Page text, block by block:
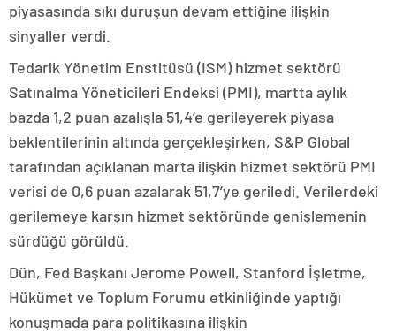
piyasasında sıkı duruşun devam ettiğine ilişkin
sinyaller verdi.
Tedarik Yönetim Enstitüsü (ISM) hizmet sektörü
Satınalma Yöneticileri Endeksi (PMI), martta aylık
bazda 1,2 puan azalışla 51,4’e gerileyerek piyasa
beklentilerinin altında gerçekleşirken, S&P Global
tarafından açıklanan marta ilişkin hizmet sektörü PMI
verisi de 0,6 puan azalarak 51,7’ye geriledi. Verilerdeki
gerilemeye karşın hizmet sektöründe genişlemenin
sürdüğü görüldü.
Dün, Fed Başkanı Jerome Powell, Stanford İşletme,
Hükümet ve Toplum Forumu etkinliğinde yaptığı
konuşmada para politikasına ilişkin